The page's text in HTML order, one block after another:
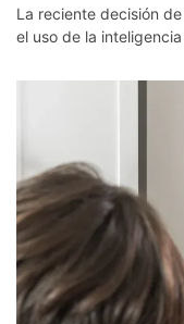
La reciente decisión
el uso de la